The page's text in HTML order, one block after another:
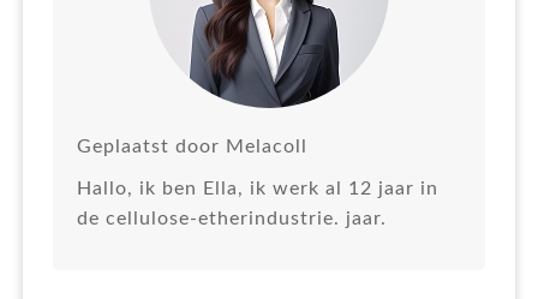
Geplaatst door Melacoll
Hallo, ik ben Ella, ik werk al 12 jaar in
de cellulose-etherindustrie. jaar.